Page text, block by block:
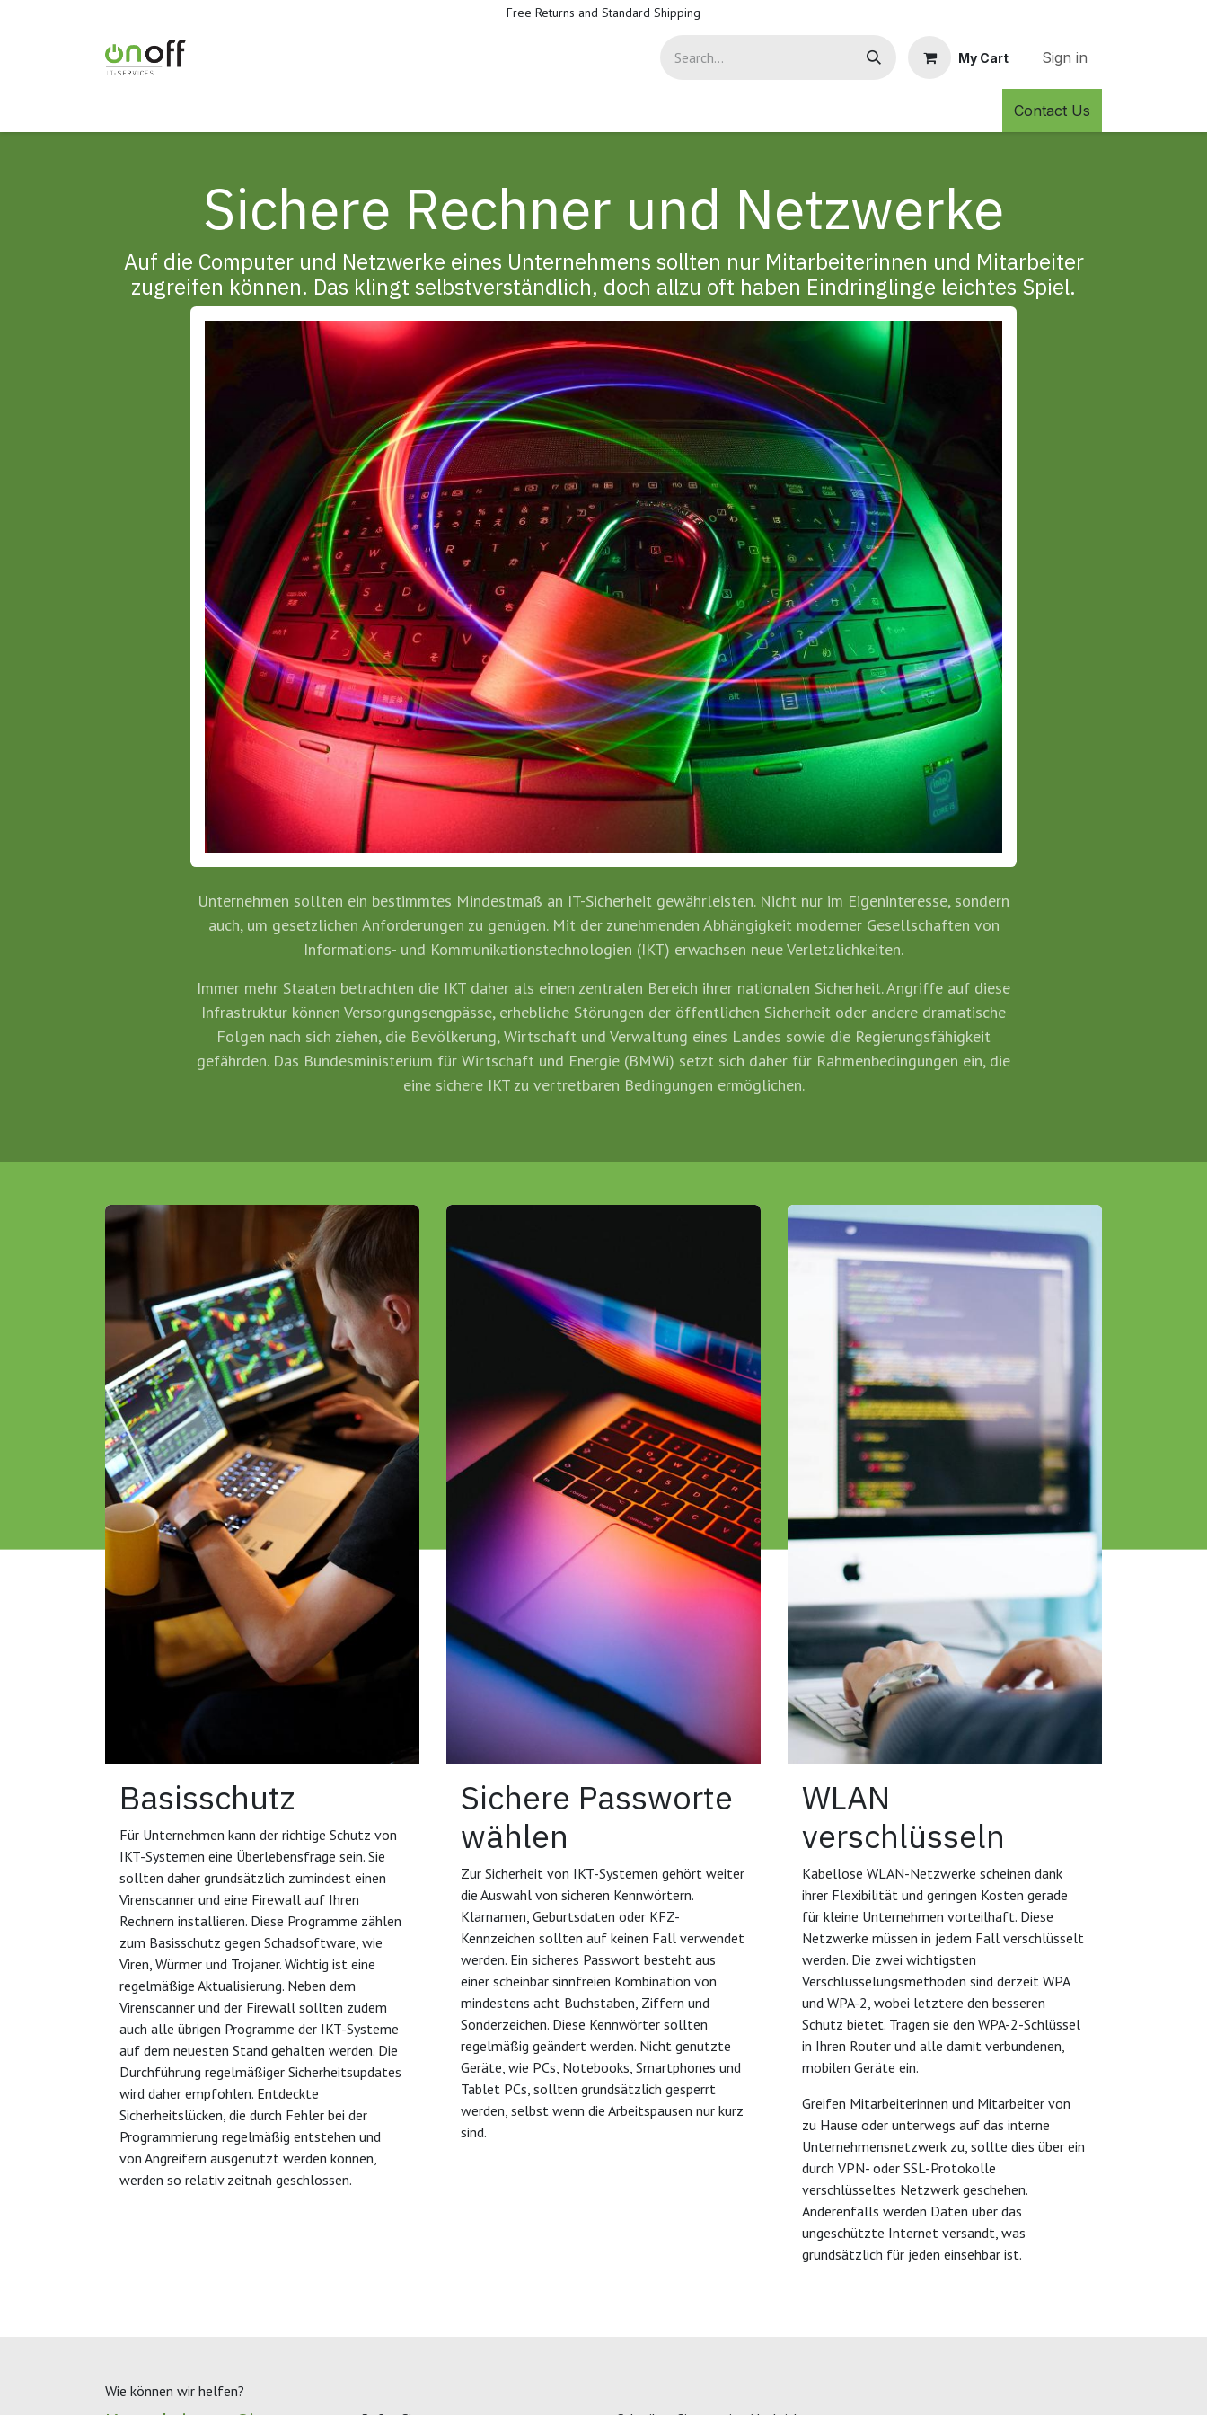
Free Returns and Standard Shipping
My Cart Sign in
Contact Us
Sichere Rechner und Netzwerke
Auf die Computer und Netzwerke eines Unternehmens sollten nur Mitarbeiterinnen und Mitarbeiter
zugreifen können. Das klingt selbstverständlich, doch allzu oft haben Eindringlinge leichtes Spiel.
Unternehmen sollten ein bestimmtes Mindestmaß an IT-Sicherheit gewährleisten. Nicht nur im Eigeninteresse, sondern
auch, um gesetzlichen Anforderungen zu genügen. Mit der zunehmenden Abhängigkeit moderner Gesellschaften von
Informations- und Kommunikationstechnologien (IKT) erwachsen neue Verletzlichkeiten.
Immer mehr Staaten betrachten die IKT daher als einen zentralen Bereich ihrer nationalen Sicherheit. Angriffe auf diese
Infrastruktur können Versorgungsengpässe, erhebliche Störungen der öffentlichen Sicherheit oder andere dramatische
Folgen nach sich ziehen, die Bevölkerung, Wirtschaft und Verwaltung eines Landes sowie die Regierungsfähigkeit
gefährden. Das Bundesministerium für Wirtschaft und Energie (BMWi) setzt sich daher für Rahmenbedingungen ein, die
eine sichere IKT zu vertretbaren Bedingungen ermöglichen.
Basisschutz
Für Unternehmen kann der richtige Schutz von
IKT-Systemen eine Überlebensfrage sein. Sie
sollten daher grundsätzlich zumindest einen
Virenscanner und eine Firewall auf Ihren
Rechnern installieren. Diese Programme zählen
zum Basisschutz gegen Schadsoftware, wie
Viren, Würmer und Trojaner. Wichtig ist eine
regelmäßige Aktualisierung. Neben dem
Virenscanner und der Firewall sollten zudem
auch alle übrigen Programme der IKT-Systeme
auf dem neuesten Stand gehalten werden. Die
Durchführung regelmäßiger Sicherheitsupdates
wird daher empfohlen. Entdeckte
Sicherheitslücken, die durch Fehler bei der
Programmierung regelmäßig entstehen und
von Angreifern ausgenutzt werden können,
werden so relativ zeitnah geschlossen.
Sichere Passworte
wählen
Zur Sicherheit von IKT-Systemen gehört weiter
die Auswahl von sicheren Kennwörtern.
Klarnamen, Geburtsdaten oder KFZ-
Kennzeichen sollten auf keinen Fall verwendet
werden. Ein sicheres Passwort besteht aus
einer scheinbar sinnfreien Kombination von
mindestens acht Buchstaben, Ziffern und
Sonderzeichen. Diese Kennwörter sollten
regelmäßig geändert werden. Nicht genutzte
Geräte, wie PCs, Notebooks, Smartphones und
Tablet PCs, sollten grundsätzlich gesperrt
werden, selbst wenn die Arbeitspausen nur kurz
sind.
WLAN
verschlüsseln
Kabellose WLAN-Netzwerke scheinen dank
ihrer Flexibilität und geringen Kosten gerade
für kleine Unternehmen vorteilhaft. Diese
Netzwerke müssen in jedem Fall verschlüsselt
werden. Die zwei wichtigsten
Verschlüsselungsmethoden sind derzeit WPA
und WPA-2, wobei letztere den besseren
Schutz bietet. Tragen sie den WPA-2-Schlüssel
in Ihren Router und alle damit verbundenen,
mobilen Geräte ein.
Greifen Mitarbeiterinnen und Mitarbeiter von
zu Hause oder unterwegs auf das interne
Unternehmensnetzwerk zu, sollte dies über ein
durch VPN- oder SSL-Protokolle
verschlüsseltes Netzwerk geschehen.
Anderenfalls werden Daten über das
ungeschützte Internet versandt, was
grundsätzlich für jeden einsehbar ist.
Wie können wir helfen?